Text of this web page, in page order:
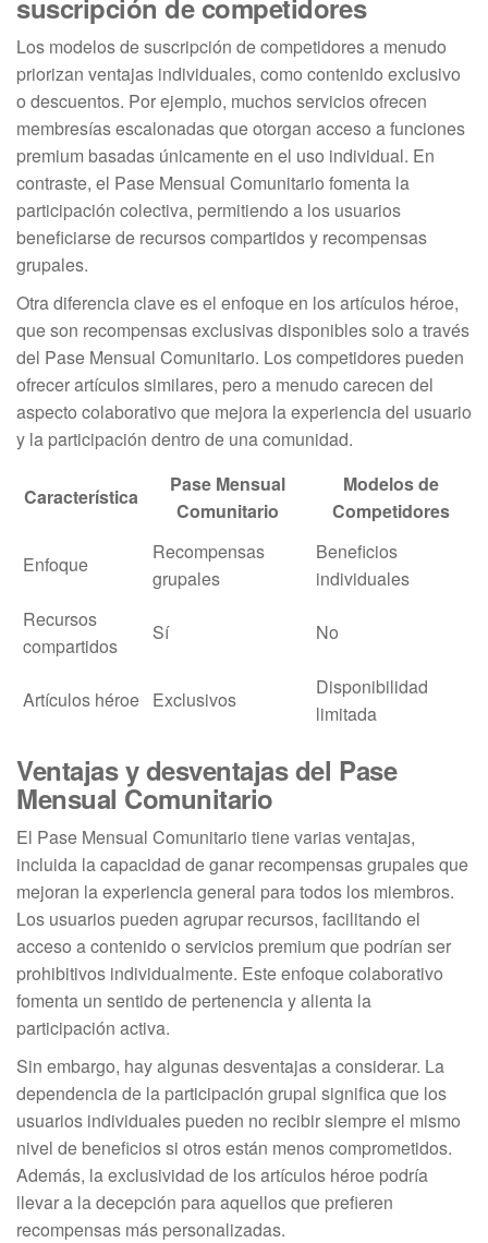
Los modelos de suscripción de competidores a menudo
priorizan ventajas individuales, como contenido exclusivo
o descuentos. Por ejemplo, muchos servicios ofrecen
membresías escalonadas que otorgan acceso a funciones
premium basadas únicamente en el uso individual. En
contraste, el Pase Mensual Comunitario fomenta la
participación colectiva, permitiendo a los usuarios
beneficiarse de recursos compartidos y recompensas
grupales.
Otra diferencia clave es el enfoque en los artículos héroe,
que son recompensas exclusivas disponibles solo a través
del Pase Mensual Comunitario. Los competidores pueden
ofrecer artículos similares, pero a menudo carecen del
aspecto colaborativo que mejora la experiencia del usuario
y la participación dentro de una comunidad.
Característica
Pase Mensual
Comunitario
Modelos de
Competidores
Enfoque
Recompensas
grupales
Beneficios
individuales
Recursos
compartidos
Sí No
Artículos héroe Exclusivos
Disponibilidad
limitada
Ventajas y desventajas del Pase
Mensual Comunitario
El Pase Mensual Comunitario tiene varias ventajas,
incluida la capacidad de ganar recompensas grupales que
mejoran la experiencia general para todos los miembros.
Los usuarios pueden agrupar recursos, facilitando el
acceso a contenido o servicios premium que podrían ser
prohibitivos individualmente. Este enfoque colaborativo
fomenta un sentido de pertenencia y alienta la
participación activa.
Sin embargo, hay algunas desventajas a considerar. La
dependencia de la participación grupal significa que los
usuarios individuales pueden no recibir siempre el mismo
nivel de beneficios si otros están menos comprometidos.
Además, la exclusividad de los artículos héroe podría
llevar a la decepción para aquellos que prefieren
recompensas más personalizadas.